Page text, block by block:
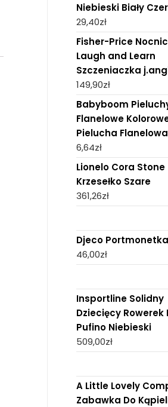
Niebieski Biały
29,40zł
Fisher-Price
Laugh and Learn
Szczeniaczka
149,90zł
Babyboom
Flanelowe
Pielucha Flanelowa
6,64zł
Lionelo Cora Stone
Krzesełko Szare
361,26zł
Djeco
46,00zł
Insportline Solidny
Dziecięcy Rowerek
Pufino Niebieski
509,00zł
A Little Lovely
Zabawka Do